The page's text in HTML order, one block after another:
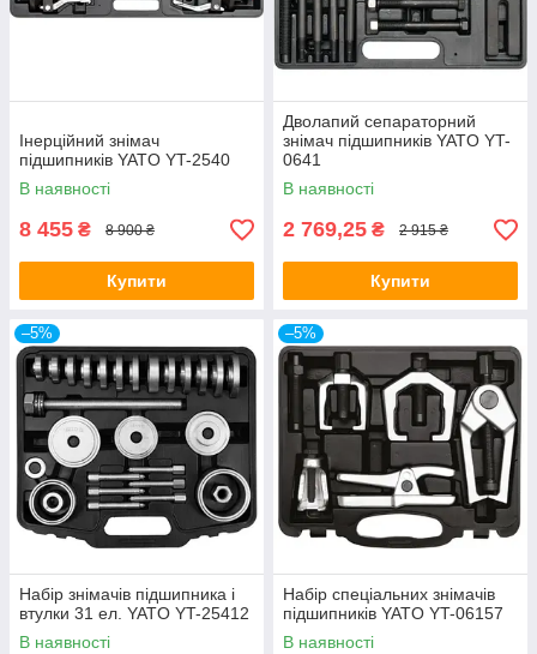
Інерційний знімач
підшипників YATO YT-2540
В наявності
8 455 ₴ 8 900 ₴
Купити
Дволапий сепараторний
знімач підшипників YATO YT-
0641
В наявності
2 769,25 ₴ 2 915 ₴
Купити
–5%
Набір знімачів підшипника і
втулки 31 ел. YATO YT-25412
В наявності
–5%
Набір спеціальних знімачів
підшипників YATO YT-06157
В наявності